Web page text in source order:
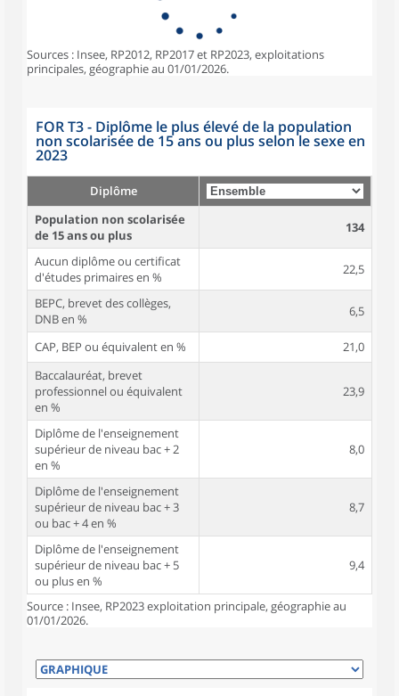
Sources : Insee, RP2012, RP2017 et RP2023, exploitations
principales, géographie au 01/01/2026.
FOR T3 - Diplôme le plus élevé de la population
non scolarisée de 15 ans ou plus selon le sexe en
2023
Diplôme
Population non scolarisée
de 15 ans ou plus
134
Aucun diplôme ou certificat
d'études primaires en %
22,5
BEPC, brevet des collèges,
DNB en %
6,5
CAP, BEP ou équivalent en %
21,0
Baccalauréat, brevet
professionnel ou équivalent
en %
23,9
Diplôme de l'enseignement
supérieur de niveau bac + 2
en %
8,0
Diplôme de l'enseignement
supérieur de niveau bac + 3
ou bac + 4 en %
8,7
Diplôme de l'enseignement
supérieur de niveau bac + 5
ou plus en %
9,4
Source : Insee, RP2023 exploitation principale, géographie au
01/01/2026.